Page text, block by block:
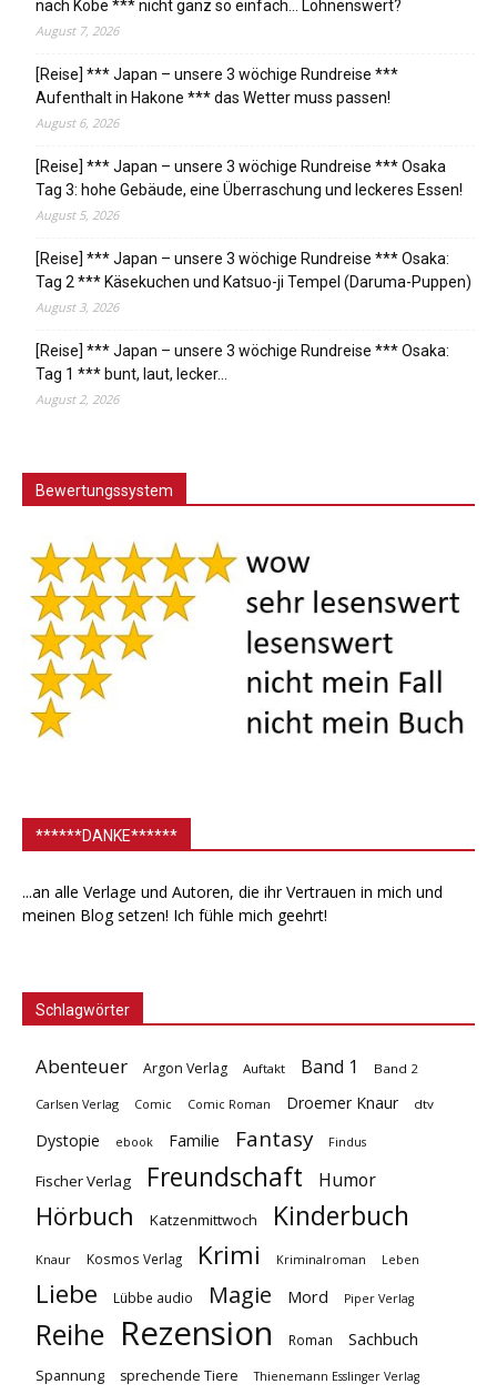
nach Kobe *** nicht ganz so einfach… Lohnenswert?
August 7, 2026
[Reise] *** Japan – unsere 3 wöchige Rundreise ***
Aufenthalt in Hakone *** das Wetter muss passen!
August 6, 2026
[Reise] *** Japan – unsere 3 wöchige Rundreise *** Osaka
Tag 3: hohe Gebäude, eine Überraschung und leckeres Essen!
August 5, 2026
[Reise] *** Japan – unsere 3 wöchige Rundreise *** Osaka:
Tag 2 *** Käsekuchen und Katsuo-ji Tempel (Daruma-Puppen)
August 3, 2026
[Reise] *** Japan – unsere 3 wöchige Rundreise *** Osaka:
Tag 1 *** bunt, laut, lecker…
August 2, 2026
Bewertungssystem
******DANKE******
...an alle Verlage und Autoren, die ihr Vertrauen in mich und
meinen Blog setzen! Ich fühle mich geehrt!
Schlagwörter
Abenteuer Argon Verlag Auftakt Band 1 Band 2
Carlsen Verlag Comic Comic Roman Droemer Knaur dtv
Dystopie ebook Familie Fantasy Findus
Fischer Verlag Freundschaft Humor
Hörbuch Katzenmittwoch Kinderbuch
Knaur Kosmos Verlag Krimi Kriminalroman Leben
Liebe Lübbe audio Magie Mord Piper Verlag
Reihe Rezension Roman Sachbuch
Spannung sprechende Tiere Thienemann Esslinger Verlag